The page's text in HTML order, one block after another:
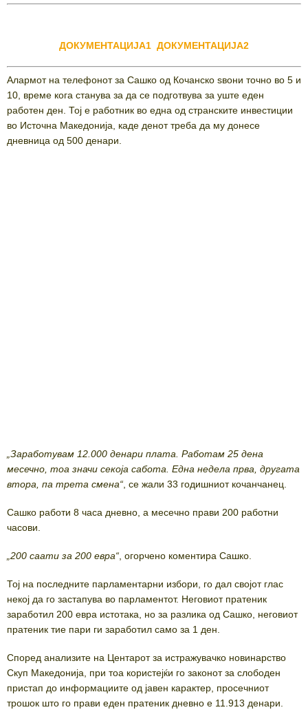
ДОКУМЕНТАЦИЈА1 ДОКУМЕНТАЦИЈА2
Aлармот на телефонот за Сашко од Кочанско ѕвони точно во 5 и
10, време кога станува за да се подготвува за уште еден
работен ден. Тој е работник во една од странските инвестиции
во Источна Македонија, каде денот треба да му донесе
дневница од 500 денари.
„Заработувам 12.000 денари плата. Работам 25 дена
месечно, тоа значи секоја сабота. Една недела прва, другата
втора, па трета смена“ , се жали 33 годишниот кочанчанец.
Сашко работи 8 часа дневно, а месечно прави 200 работни
часови.
„200 саати за 200 евра“ , огорчено коментира Сашко.
Тој на последните парламентарни избори, го дал својот глас
некој да го застапува во парламентот. Неговиот пратеник
заработил 200 евра истотака, но за разлика од Сашко, неговиот
пратеник тие пари ги заработил само за 1 ден.
Според анализите на Центарот за истражувачко новинарство
Скуп Македонија, при тоа користејќи го законот за слободен
пристап до информациите од јавен карактер, просечниот
трошок што го прави еден пратеник дневно е 11.913 денари.